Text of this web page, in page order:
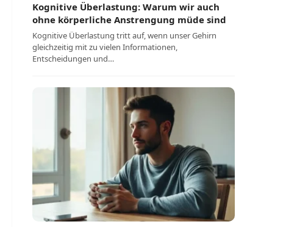
Kognitive Überlastung: Warum wir auch
ohne körperliche Anstrengung müde sind
Kognitive Überlastung tritt auf, wenn unser Gehirn
gleichzeitig mit zu vielen Informationen,
Entscheidungen und…